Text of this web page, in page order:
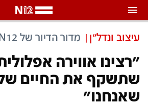
כל ההתראות
רק מה שחשוב
צ'אט הכתבים
צ'אט החדשות
עיצוב ונדל"ן מדור הדיור של N12
"רצינו אווירה
שתשקף את החיים
שאנחנו"